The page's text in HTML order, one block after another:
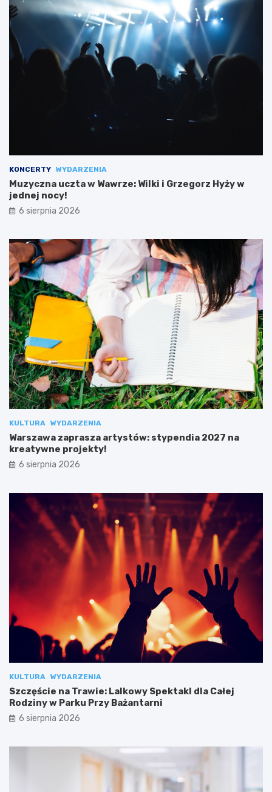
KONCERTY WYDARZENIA
Muzyczna uczta w Wawrze: Wilki i Grzegorz Hyży w
jednej nocy!
6 sierpnia 2026
KULTURA WYDARZENIA
Warszawa zaprasza artystów: stypendia 2027 na
kreatywne projekty!
6 sierpnia 2026
KULTURA WYDARZENIA
Szczęście na Trawie: Lalkowy Spektakl dla Całej
Rodziny w Parku Przy Bażantarni
6 sierpnia 2026